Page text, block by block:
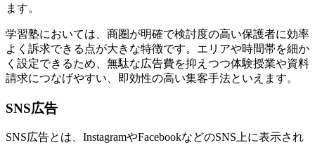
ます。
学習塾においては、 商圏が明確で検討度の高い保護者に効率
よく訴求できる 点が大きな特徴です。エリアや時間帯を細か
く設定できるため、無駄な広告費を抑えつつ体験授業や資料
請求につなげやすい、即効性の高い集客手法といえます。
SNS広告
SNS広告とは、InstagramやFacebookなどのSNS上に表示され